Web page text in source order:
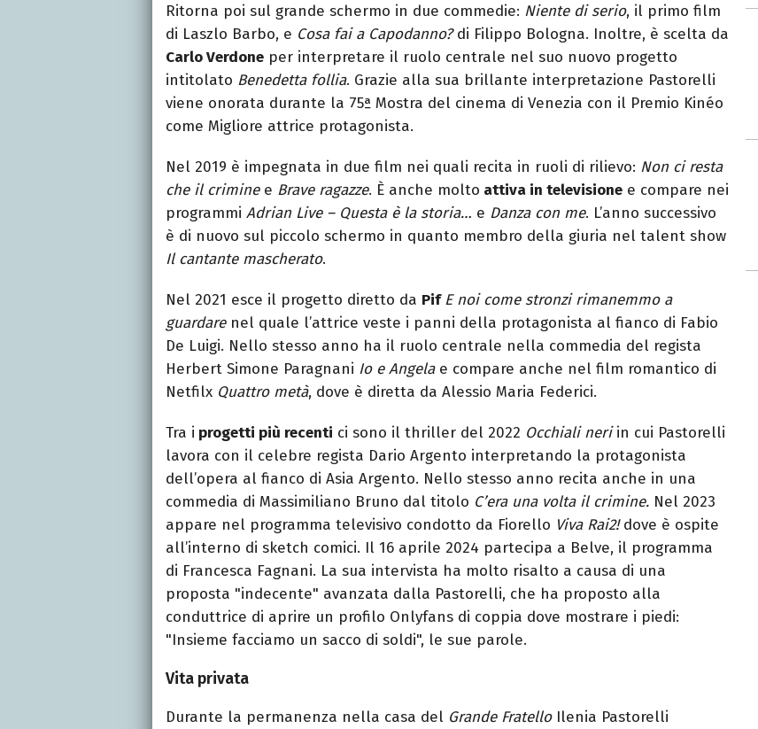
Ritorna poi sul grande schermo in due commedie: Niente di serio, il primo film
di Laszlo Barbo, e Cosa fai a Capodanno?di Filippo Bologna. Inoltre, è scelta da
Carlo Verdone per interpretare il ruolo centrale nel suo nuovo progetto
intitolato Benedetta follia. Grazie alla sua brillante interpretazione Pastorelli
viene onorata durante la 75ª Mostra del cinema di Venezia con il Premio Kinéo
come Migliore attrice protagonista.
Nel 2019 è impegnata in due film nei quali recita in ruoli di rilievo: Non ci resta
che il crimine e Brave ragazze. È anche molto attiva in televisione e compare nei
programmi Adrian Live – Questa è la storia… e Danza con me. L’anno successivo
è di nuovo sul piccolo schermo in quanto membro della giuria nel talent show
Il cantante mascherato.
Nel 2021 esce il progetto diretto da PifE noi come stronzi rimanemmo a
guardare nel quale l’attrice veste i panni della protagonista al fianco di Fabio
De Luigi. Nello stesso anno ha il ruolo centrale nella commedia del regista
Herbert Simone Paragnani Io e Angelae compare anche nel film romantico di
Netfilx Quattro metà, dove è diretta da Alessio Maria Federici.
Tra i progetti più recenti ci sono il thriller del 2022 Occhiali neriin cui Pastorelli
lavora con il celebre regista Dario Argento interpretando la protagonista
dell’opera al fianco di Asia Argento. Nello stesso anno recita anche in una
commedia di Massimiliano Bruno dal titolo C’era una volta il crimine. Nel 2023
appare nel programma televisivo condotto da Fiorello Viva Rai2!dove è ospite
all’interno di sketch comici. Il 16 aprile 2024 partecipa a Belve, il programma
di Francesca Fagnani. La sua intervista ha molto risalto a causa di una
proposta "indecente" avanzata dalla Pastorelli, che ha proposto alla
conduttrice di aprire un profilo Onlyfans di coppia dove mostrare i piedi:
"Insieme facciamo un sacco di soldi", le sue parole.
Vita privata
Durante la permanenza nella casa del Grande FratelloIlenia Pastorelli